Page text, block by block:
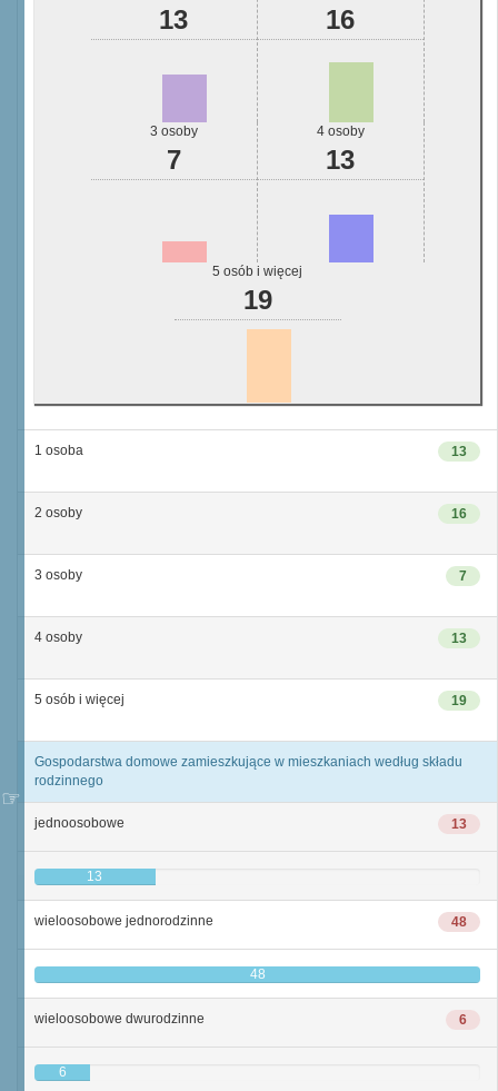
13 16
3 osoby
7
4 osoby
13
5 osób i więcej
19
13
1 osoba
16
2 osoby
7
3 osoby
13
4 osoby
19
5 osób i więcej
Gospodarstwa domowe zamieszkujące w mieszkaniach według składu
rodzinnego
13
jednoosobowe
13
48
wieloosobowe jednorodzinne
48
6
wieloosobowe dwurodzinne
6